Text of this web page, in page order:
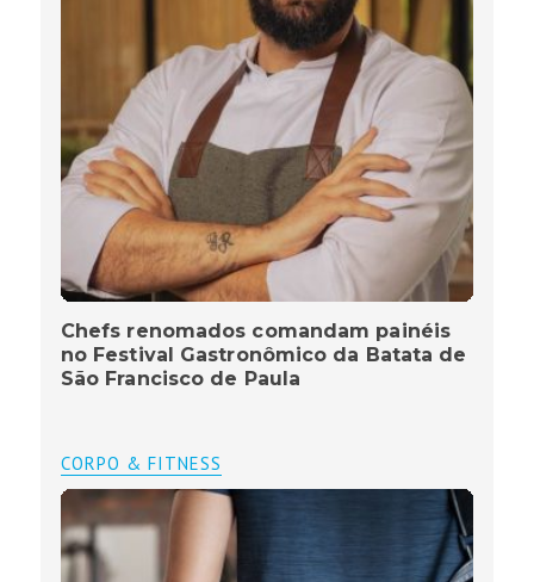
Chefs renomados comandam painéis
no Festival Gastronômico da Batata de
São Francisco de Paula
CORPO & FITNESS